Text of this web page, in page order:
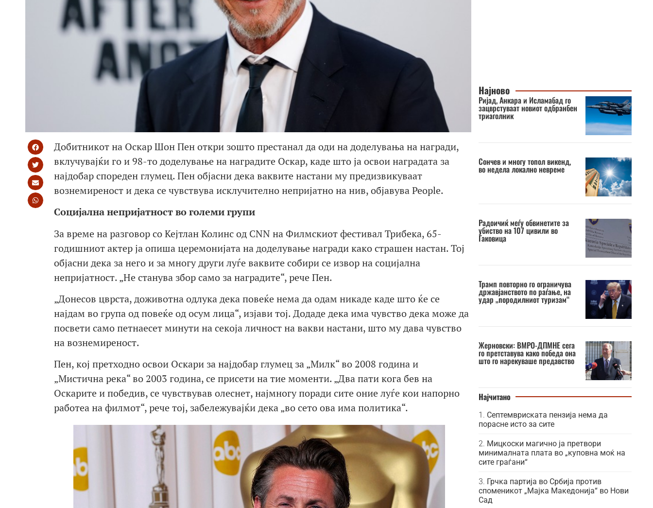
Добитникот на Оскар Шон Пен откри зошто престанал да оди на доделувања на награди,
вклучувајќи го и 98-то доделување на наградите Оскар, каде што ја освои наградата за
најдобар спореден глумец. Пен објасни дека ваквите настани му предизвикуваат
вознемиреност и дека се чувствува исклучително непријатно на нив, објавува People.
Социјална непријатност во големи групи
За време на разговор со Кејтлан Колинс од CNN на Филмскиот фестивал Трибека, 65-
годишниот актер ја опиша церемонијата на доделување награди како страшен настан. Тој
објасни дека за него и за многу други луѓе ваквите собири се извор на социјална
непријатност. „Не станува збор само за наградите“, рече Пен.
„Донесов цврста, доживотна одлука дека повеќе нема да одам никаде каде што ќе се
најдам во група од повеќе од осум лица“, изјави тој. Додаде дека има чувство дека може да
посвети само петнаесет минути на секоја личност на вакви настани, што му дава чувство
на вознемиреност.
Пен, кој претходно освои Оскари за најдобар глумец за „Милк“ во 2008 година и
„Мистична река“ во 2003 година, се присети на тие моменти. „Два пати кога бев на
Оскарите и победив, се чувствував олеснет, најмногу поради сите оние луѓе кои напорно
работеа на филмот“, рече тој, забележувајќи дека „во сето ова има политика“.
Најново
Ријад, Анкара и Исламабад го
зацврстуваат новиот одбранбен
триаголник
Сончев и многу топол викенд,
во недела локално невреме
Радоичиќ меѓу обвинетите за
убиство на 107 цивили во
Ѓаковица
Трамп повторно го ограничува
државјанството по раѓање, на
удар „породилниот туризам“
Жерновски: ВМРО-ДПМНЕ сега
го претставува како победа она
што го нарекуваше предавство
Најчитано
Септемвриската пензија нема да
порасне исто за сите
Мицкоски магично ја претвори
минималната плата во „куповна моќ на
сите граѓани“
Грчка партија во Србија против
споменикот „Мајка Македонија“ во Нови
Сад